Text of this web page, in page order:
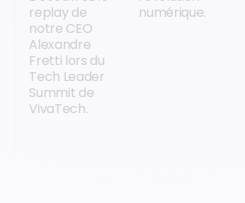
replay de
notre CEO
Alexandre
Fretti lors du
Tech Leader
Summit de
VivaTech.
numérique.